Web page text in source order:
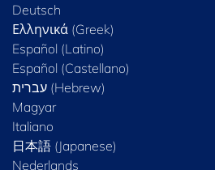
Deutsch
Ελληνικά (Greek)
Español (Latino)
Español (Castellano)
Magyar
Italiano
日本語 (Japanese)
Nederlands